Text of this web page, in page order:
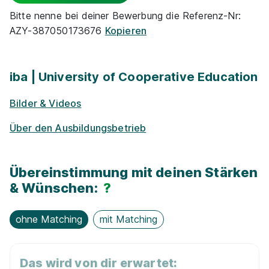
Duales Studium BWL Hotelmanagement | Hotel
01.10.2026
90%
Schulgeld­frei
Alumni­netz­werk
Exkur­sionen
Bitte nenne bei deiner Bewerbung die Referenz-Nr:
AZY-387050173676 Kopieren
iba | University of Cooperative Education
Bilder & Videos
Über den Ausbildungsbetrieb
Übereinstimmung mit deinen Stärken
& Wünschen: ?
ohne Matching mit Matching
Das wird von dir erwartet: